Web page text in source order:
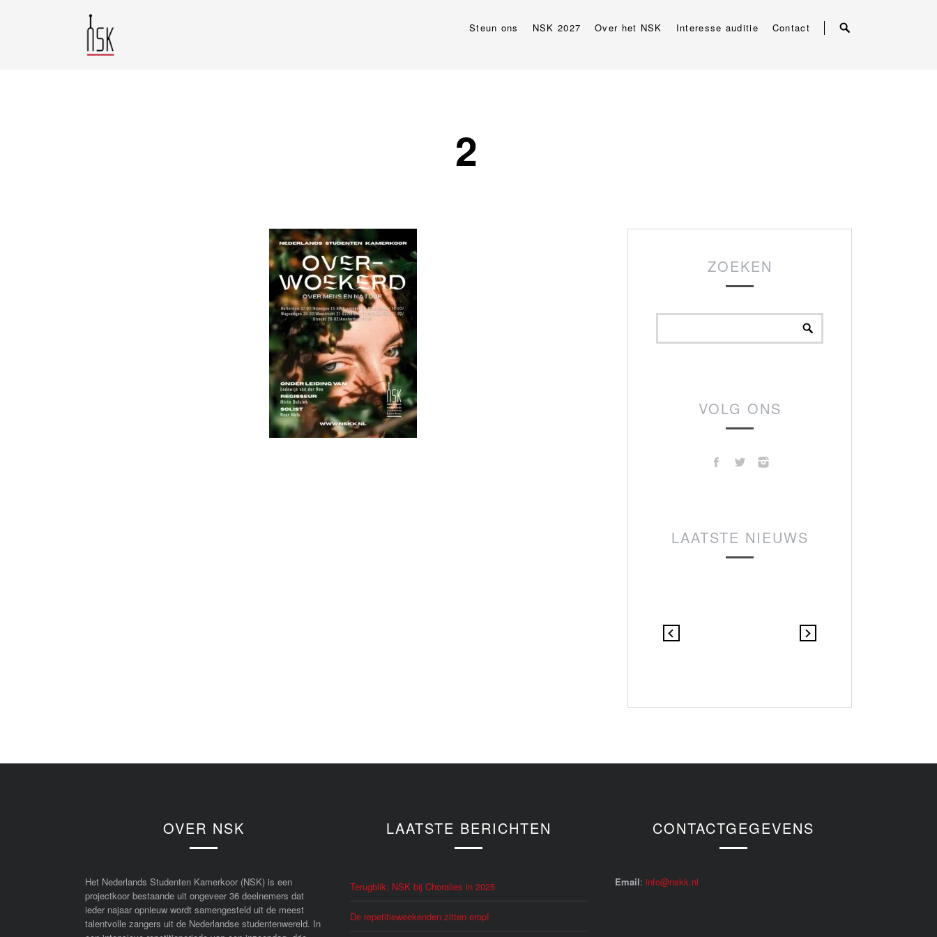
Steun ons NSK 2027 Over het NSK Interesse auditie Contact
2
ZOEKEN
VOLG ONS
LAATSTE NIEUWS
OVER NSK
Het Nederlands Studenten Kamerkoor (NSK) is een
projectkoor bestaande uit ongeveer 36 deelnemers dat
ieder najaar opnieuw wordt samengesteld uit de meest
talentvolle zangers uit de Nederlandse studentenwereld. In
LAATSTE BERICHTEN
Terugblik: NSK bij Choralies in 2025
De repetitieweekenden zitten erop!
CONTACTGEGEVENS
Email: info@nskk.nl